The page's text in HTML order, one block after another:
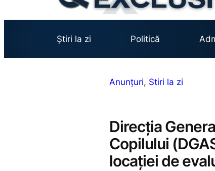
Știri la zi Politică
Anunțuri, Stiri la zi
Direcția
Copilului
locației de